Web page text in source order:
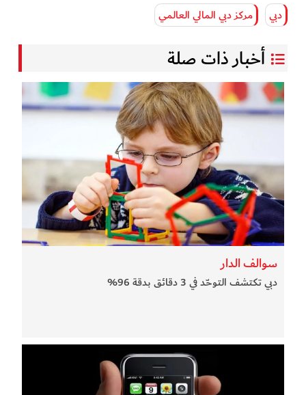
دبي مركز دبي المالي العالمي
أخبار ذات صلة
سوالف الدار
دبي تكتشف التوحّد في 3 دقائق بدقة 96%